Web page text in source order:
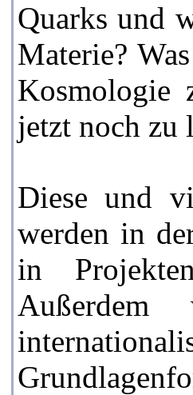
Quarks und
Materie?
Kosmologie
jetzt noch zu
Diese und
werden in
in